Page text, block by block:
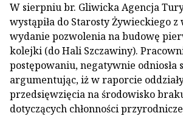
W sierpniu br. Gliwicka Agencja
wystąpiła do Starosty Żywieckiego
wydanie pozwolenia na budowę
kolejki (do Hali Szczawiny).
postępowaniu, negatywnie odniosła
argumentując, iż w raporcie
przedsięwzięcia na środowisko
dotyczących chłonności